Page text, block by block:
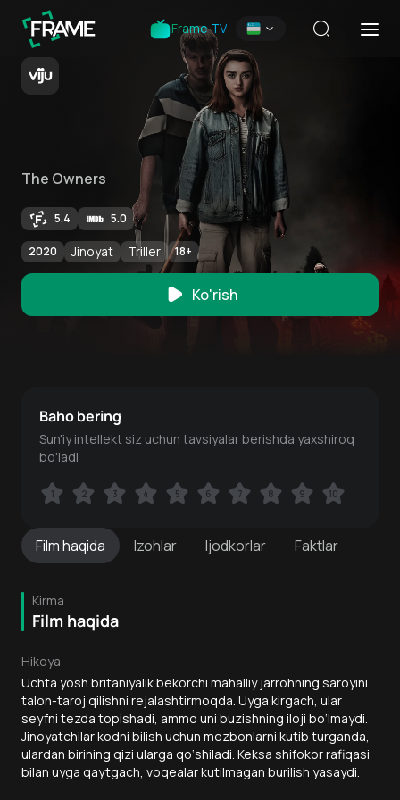
Frame TV
The Owners
5.4 5.0
2020 Jinoyat Triller 18+
Ko'rish
Filmhaqida Izohlar Ijodkorlar Faktlar
Kirma
Film haqida
Hikoya
Uchta yosh britaniyalik bekorchi mahalliy jarrohning saroyini
talon-taroj qilishni rejalashtirmoqda. Uyga kirgach, ular
seyfni tezda topishadi, ammo uni buzishning iloji bo‘lmaydi.
Jinoyatchilar kodni bilish uchun mezbonlarni kutib turganda,
ulardan birining qizi ularga qo‘shiladi. Keksa shifokor rafiqasi
bilan uyga qaytgach, voqealar kutilmagan burilish yasaydi.
Baho bering
Sun'iy intellekt siz uchun tavsiyalar berishda yaxshiroq
bo'ladi
1 2 3 4 5 6 7 8 9 10
1 2 3 4 5 6 7 8 9 10